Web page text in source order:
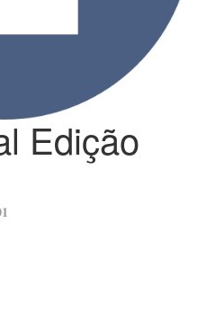
Edição